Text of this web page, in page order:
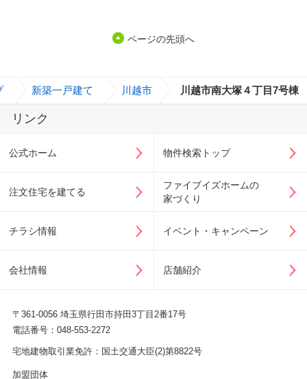
ページの先頭へ
新築一戸建て 川越市 川越市南大塚４丁目7号棟
リンク
公式ホーム 物件検索トップ
注文住宅を建てる
ファイブイズホームの
家づくり
チラシ情報 イベント・キャンペーン
会社情報 店舗紹介
〒361-0056 埼玉県行田市持田3丁目2番17号
電話番号：048-553-2272
宅地建物取引業免許：国土交通大臣(2)第8822号
加盟団体